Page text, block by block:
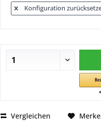
Konfiguration
Vergleichen